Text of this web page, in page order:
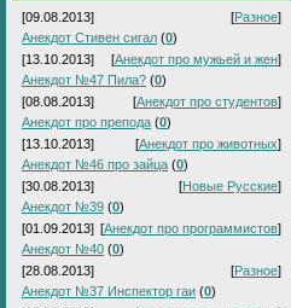
[09.08.2013] [Разное]
Анекдот Стивен сигал (0)
[13.10.2013]
[Анекдот про мужьей и жен]
Анекдот №47 Пила? (0)
[08.08.2013]
[Анекдот про студентов]
Анекдот про препода (0)
[13.10.2013]
[Анекдот про животных]
Анекдот №46 про зайца (0)
[30.08.2013]
[Новые Русские]
Анекдот №39 (0)
[01.09.2013] [Анекдот про программистов]
Анекдот №40 (0)
[28.08.2013]
[Разное]
Анекдот №37 Инспектор гаи (0)